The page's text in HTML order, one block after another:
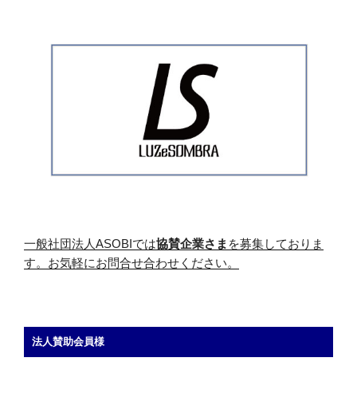
一般社団法人ASOBIでは協賛企業さま を募集しておりま
す。お気軽にお問合せ合わせください。
法人賛助会員様